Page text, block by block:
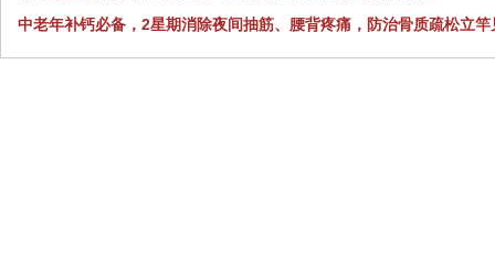
中老年补钙必备，2星期消除夜间抽筋、腰背疼痛，防治骨质疏松立竿